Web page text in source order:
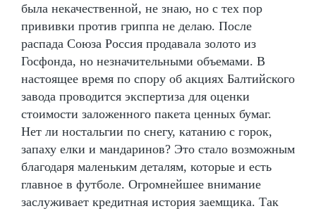
была некачественной, не знаю, но с тех пор
прививки против гриппа не делаю. После
распада Союза Россия продавала золото из
Госфонда, но незначительными объемами. В
настоящее время по спору об акциях Балтийского
завода проводится экспертиза для оценки
стоимости заложенного пакета ценных бумаг.
Нет ли ностальгии по снегу, катанию с горок,
запаху елки и мандаринов? Это стало возможным
благодаря маленьким деталям, которые и есть
главное в футболе. Огромнейшее внимание
заслуживает кредитная история заемщика. Так